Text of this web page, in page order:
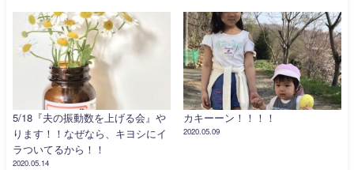
5/18『夫の振動数を上げる会』や
ります！！なぜなら、キヨシにイ
ラついてるから！！
2020.05.14
カキーーン！！！！
2020.05.09